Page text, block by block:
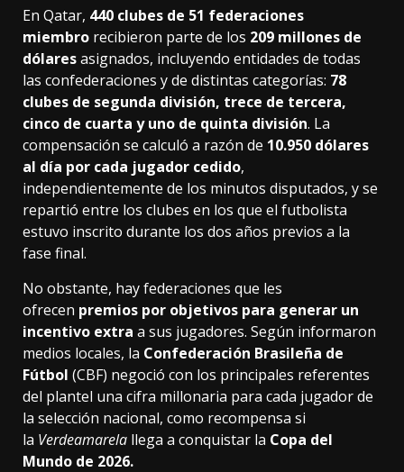
En Qatar, 440 clubes de 51 federaciones
miembro recibieron parte de los 209 millones de
dólaresasignados, incluyendo entidades de todas
las confederaciones y de distintas categorías: 78
clubes de segunda división, trece de tercera,
cinco de cuarta y uno de quinta división. La
compensación se calculó a razón de 10.950 dólares
al día por cada jugador cedido,
independientemente de los minutos disputados, y se
repartió entre los clubes en los que el futbolista
estuvo inscrito durante los dos años previos a la
fase final.
No obstante, hay federaciones que les
ofrecen premios por objetivos para generar un
incentivo extra a sus jugadores. Según informaron
medios locales, la Confederación Brasileña de
Fútbol (CBF) negoció con los principales referentes
del plantel una cifra millonaria para cada jugador de
la selección nacional, como recompensa si
la Verdeamarela llega a conquistar la Copa del
Mundo de 2026.